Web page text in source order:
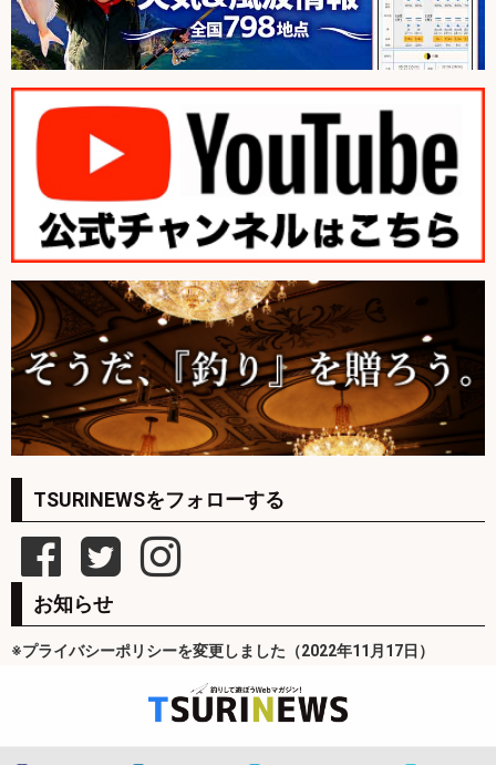
TSURINEWSをフォローする
お知らせ
※プライバシーポリシーを変更しました（2022年11月17日）